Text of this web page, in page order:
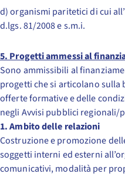
d) organismi paritetici di cui
d.lgs. 81/2008 e s.m.i.
5. Progetti ammessi al
Sono ammissibili al
progetti che si articolano sulla
offerte formative e delle
negli Avvisi pubblici regionali/
1. Ambito delle relazioni
Costruzione e promozione
soggetti interni ed esterni
comunicativi, modalità per